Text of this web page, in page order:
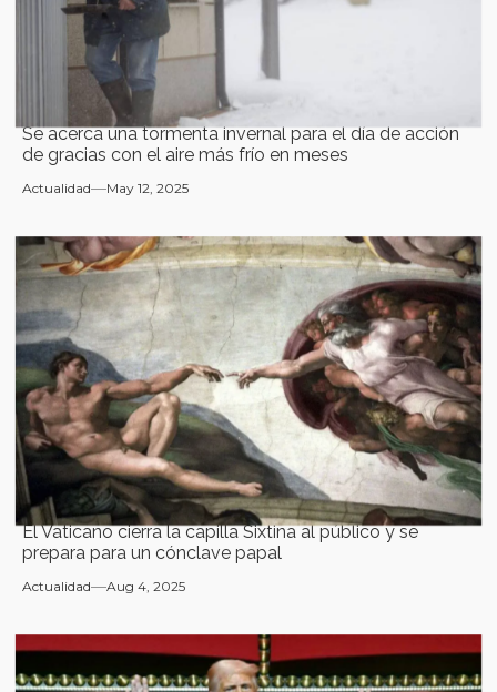
Se acerca una tormenta invernal para el día de acción
de gracias con el aire más frío en meses
Actualidad May 12, 2025
El Vaticano cierra la capilla Sixtina al público y se
prepara para un cónclave papal
Actualidad Aug 4, 2025